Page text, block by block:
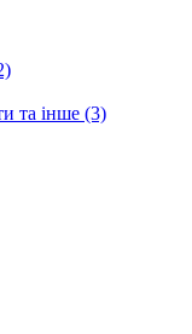
та інше (3)